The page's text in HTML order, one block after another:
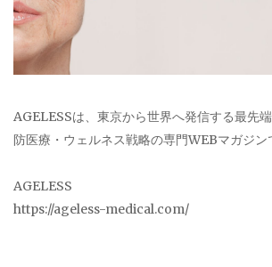
AGELESSは、東京から世界へ発信する最先
防医療・ウェルネス戦略の専門WEBマガジン
AGELESS
https://ageless-medical.com/